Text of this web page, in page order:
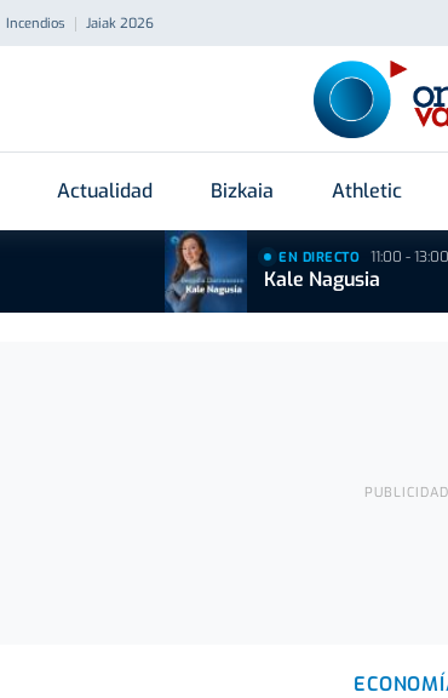
Incendios Jaiak 2026
Actualidad Bizkaia Athletic
EN DIRECTO 11:00 - 13:00
Kale Nagusia